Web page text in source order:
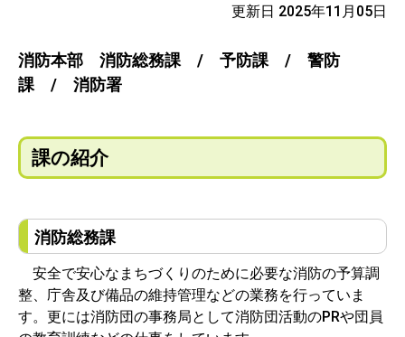
更新日 2025年11月05日
消防本部 消防総務課 / 予防課 / 警防
課 / 消防署
課の紹介
消防総務課
安全で安心なまちづくりのために必要な消防の予算調
整、庁舎及び備品の維持管理などの業務を行っていま
す。更には消防団の事務局として消防団活動のPRや団員